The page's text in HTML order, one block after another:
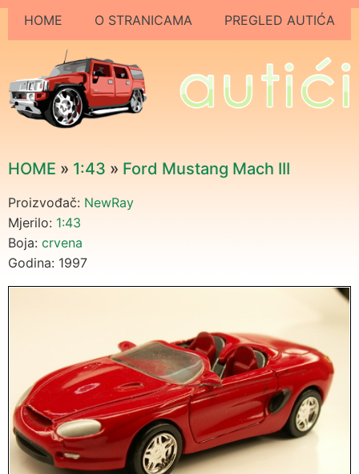
HOME O STRANICAMA PREGLED AUTIĆA
HOME » 1:43 » Ford Mustang Mach III
Proizvođač: NewRay
Mjerilo: 1:43
Boja: crvena
Godina: 1997